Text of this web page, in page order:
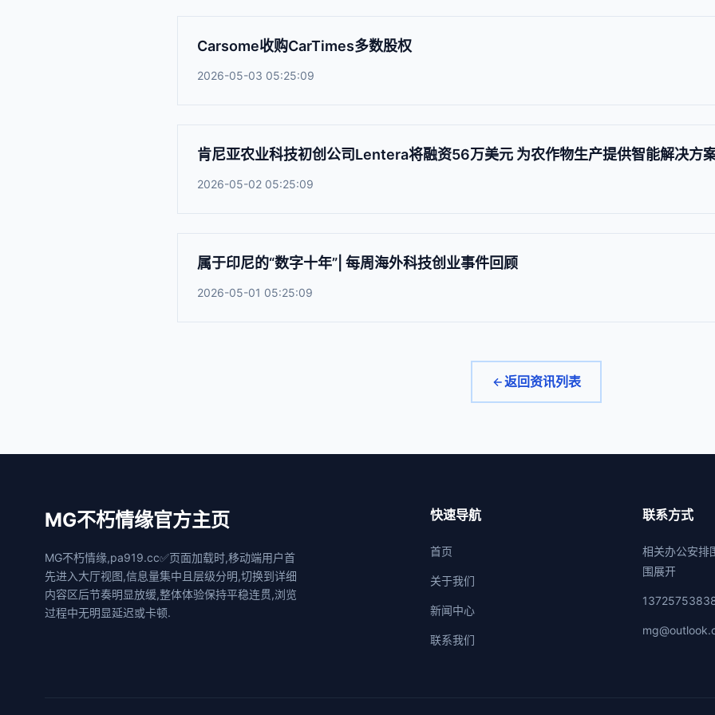
Carsome收购CarTimes多数股权
2026-05-03 05:25:09
肯尼亚农业科技初创公司Lentera将融资56万美元 为农作物生产提供智能解决方
2026-05-02 05:25:09
属于印尼的“数字十年”| 每周海外科技创业事件回顾
2026-05-01 05:25:09
返回资讯列表
MG不朽情缘官方主页
MG不朽情缘,pa919.cc✅页面加载时,移动端用户首
先进入大厅视图,信息量集中且层级分明,切换到详细
内容区后节奏明显放缓,整体体验保持平稳连贯,浏览
过程中无明显延迟或卡顿.
快速导航
首页
关于我们
新闻中心
联系我们
联系方式
相关办公安排
围展开